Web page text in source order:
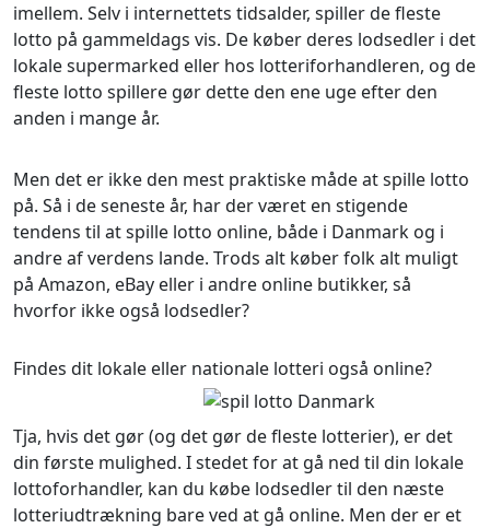
imellem. Selv i internettets tidsalder, spiller de fleste
lotto på gammeldags vis. De køber deres lodsedler i det
lokale supermarked eller hos lotteriforhandleren, og de
fleste lotto spillere gør dette den ene uge efter den
anden i mange år.
Men det er ikke den mest praktiske måde at spille lotto
på. Så i de seneste år, har der været en stigende
tendens til at spille lotto online, både i Danmark og i
andre af verdens lande. Trods alt køber folk alt muligt
på Amazon, eBay eller i andre online butikker, så
hvorfor ikke også lodsedler?
Findes dit lokale eller nationale lotteri også online?
Tja, hvis det gør (og det gør de fleste lotterier), er det
din første mulighed. I stedet for at gå ned til din lokale
lottoforhandler, kan du købe lodsedler til den næste
lotteriudtrækning bare ved at gå online. Men der er et